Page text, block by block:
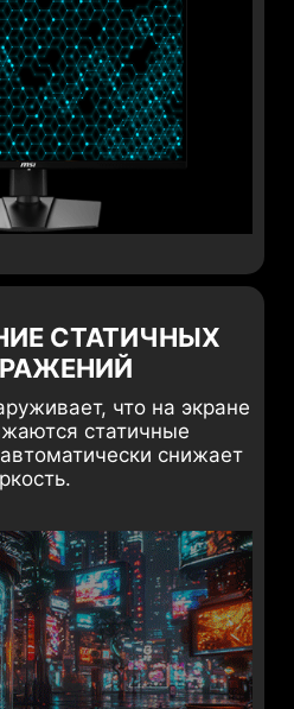
СТАТИЧНЫХ
что на экране
статичные
снижает